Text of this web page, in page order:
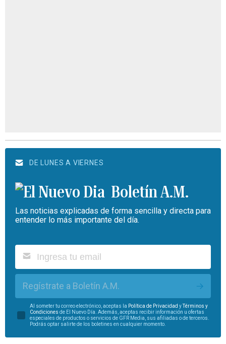
DE LUNES A VIERNES
Boletín A.M.
Las noticias explicadas de forma sencilla y directa para
entender lo más importante del día.
Regístrate a Boletín A.M.
Al someter tu correo electrónico, aceptas la Política de Privacidad yTérminos y
Condiciones de El Nuevo Día. Además, aceptas recibir información u ofertas
especiales de productos o servicios de GFR Media, sus afiliadas o de terceros.
Podrás optar salirte de los boletines en cualquier momento.